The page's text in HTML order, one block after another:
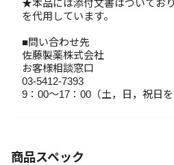
★本品には添付文書はついてお
を代用しています。
■問い合わせ先
佐藤製薬株式会社
お客様相談窓口
03-5412-7393
9：00～17：00（土，日，祝日を
商品スペック